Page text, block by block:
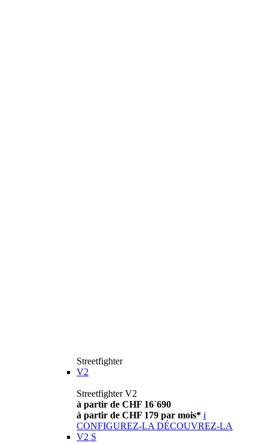
Streetfighter
V2
Streetfighter V2
à partir de CHF 16´690
à partir de CHF 179 par mois* i
CONFIGUREZ-LA DÉCOUVREZ-LA
V2 S